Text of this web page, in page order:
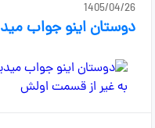
1405/04/26
دوستان اینو جواب